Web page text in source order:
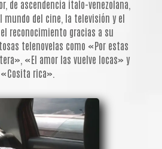
de ascendencia italo-venezolana,
mundo del cine, la televisión y el
reconocimiento gracias a su
telenovelas como «Por estas
«El amor las vuelve locas» y
«Cosita rica».